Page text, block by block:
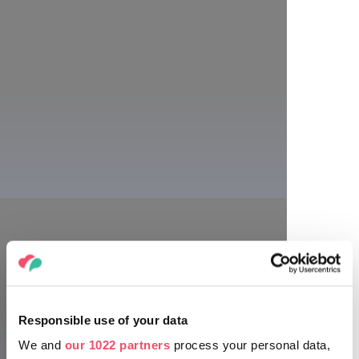
Responsible use of your data
We and our 1022 partners process your personal data,
요리를 경험하려면 버더초니에 방문해 보세요. 호숫가의 탁 트인 전
망을 감상할 수 있는 수많은 와인 테라스가 가족 저장고의 즐거움을